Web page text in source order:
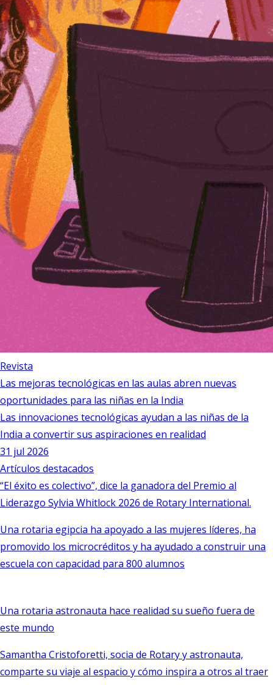
Revista
Las mejoras tecnológicas en las aulas abren nuevas
oportunidades para las niñas en la India
Las innovaciones tecnológicas ayudan a las niñas de la
India a convertir sus aspiraciones en realidad
31 jul 2026
Artículos destacados
“El éxito es colectivo”, dice la ganadora del Premio al
Liderazgo Sylvia Whitlock 2026 de Rotary International.
Una rotaria egipcia ha apoyado a las mujeres líderes, ha
promovido los microcréditos y ha ayudado a construir una
escuela con capacidad para 800 alumnos
Una rotaria astronauta hace realidad su sueño fuera de
este mundo
Samantha Cristoforetti, socia de Rotary y astronauta,
comparte su viaje al espacio y cómo inspira a otros al traer